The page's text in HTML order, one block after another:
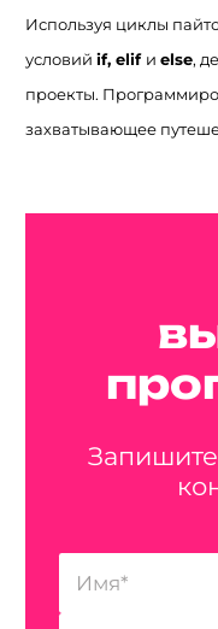
Используя циклы
условий if, elif и else,
проекты.
захватывающее